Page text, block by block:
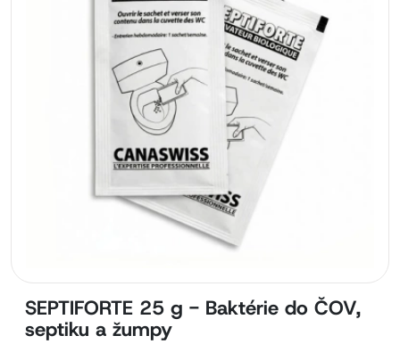
SEPTIFORTE 25 g - Baktérie do ČOV,
septiku a žumpy